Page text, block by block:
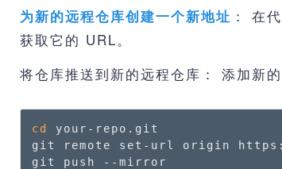
为新的远程仓库创建一个新地址 ： 在
获取它的 URL。
将仓库推送到新的远程仓库： 添加新
cd
your-repo.git
git remote set-url origin
git push --mirror